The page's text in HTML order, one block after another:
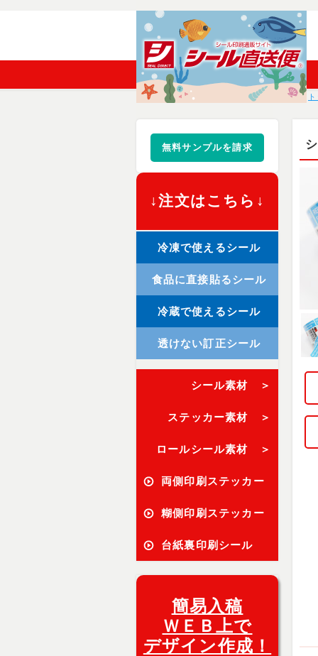
無料サンプルを請求
↓注文はこちら↓
冷凍で使えるシール
食品に直接貼るシール
冷蔵で使えるシール
透けない訂正シール
シール素材 ＞
ステッカー素材 ＞
ロールシール素材 ＞
両側印刷ステッカー
糊側印刷ステッカー
台紙裏印刷シール
簡易入稿
ＷＥＢ上で
デザイン作成！